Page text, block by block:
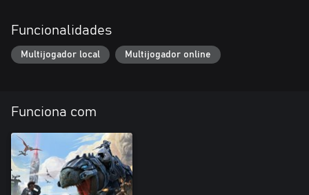
Funcionalidades
Multijogador local Multijogador online
Funciona com